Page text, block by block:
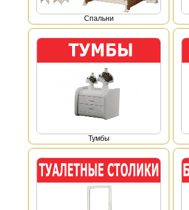
Спальни
Тумбы